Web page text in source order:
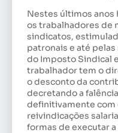
Nestes últimos anos
os trabalhadores de
sindicatos,
patronais e até pelas
do Imposto Sindical
trabalhador tem o
o desconto da
decretando a
definitivamente com
reivindicações
formas de executar a